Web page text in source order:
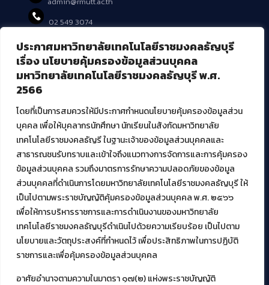
ประกาศมหาวิทยาลัยเทคโนโลยีราชมงคลธัญบุรี
เรื่อง นโยบายคุ้มครองข้อมูลส่วนบุคคล
มหาวิทยาลัยเทคโนโลยีราชมงคลธัญบุรี พ.ศ.
2566
โดยที่เป็นการสมควรให้มีประกาศกำหนดนโยบายคุ้มครองข้อมูลส่วน
บุคคล เพื่อให้บุคลากรนักศึกษา นักเรียนในสังกัดมหาวิทยาลัย
เทคโนโลยีราชมงคลธัญรี ในฐานะเจ้าของข้อมูลส่วนบุคคลและ
สาธารณชนรับทราบและเข้าใจถึงแนวทางการจัดการและการคุ้มครอง
ข้อมูลส่วนบุคคล รวมถึงมาตรการรักษาความปลอดภัยของข้อมูล
ส่วนบุคคลที่ดำเนินการโดยมหาวิทยาลัยเทคโนโลยีราชมงคลธัญบุรี ให้
เป็นไปตามพระราชบัญญัติคุ้มครองข้อมูลส่วนบุคคล พ.ศ. ๒๕๖๖
เพื่อให้การบริหารราชการและการดำเนินงานของมหาวิทยาลัย
เทคโนโลยีราชมงคลธัญบุรีดำเนินไปด้วยความเรียบร้อย เป็นไปตาม
นโยบายและวัตถุประสงค์ที่กำหนดไว้ เพื่อประสิทธิภาพในการปฏิบัติ
ราชการและเพื่อคุ้มครองข้อมูลส่วนบุคคล
อาศัยอำนาจตามความในมาตรา ๑๗(๒) แห่งพระราชบัญญัติ
02 549 3074
บริการอื่นๆ ของ สวส.
ศูนย์สื่อดิจิทัล
ศูนย์นวัตกรรมและความรู้
สมัยใหม่ (MoSeC)
งานบริการวิชาการให้กับหน่วยงานภายนอก
โครงการส่งเสริมและพัฒนาผู้ประกอบการ SME โดย. มทร.ธัญบุรี
กิจกรรมการเชื่อมโยงเครือข่ายผู้ให้บริการเครื่องจักรกลทางการ
เกษตร ภายใต้โครงการส่งเสริมการรแปรรูปสินค้าเกษตรระดับชุมชน
กรมส่งเสริมอุตสาหกรรม
โครงการยกระดับเศรษฐกิจและสังคมรายตำบลแบบบูรณาการ (1
ตำบล 1 มหาวิทยาลัย)